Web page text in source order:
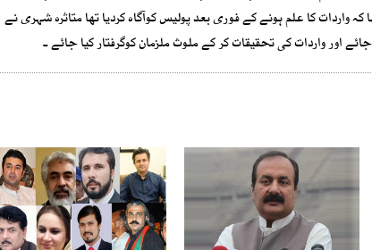
واردات کا علم ہونے کے فوری بعد پولیس کوآگاہ کردیا تھا متاثرہ شہری نے
اور واردات کی تحقیقات کر کے ملوث ملزمان کوگرفتار کیا جائے ۔